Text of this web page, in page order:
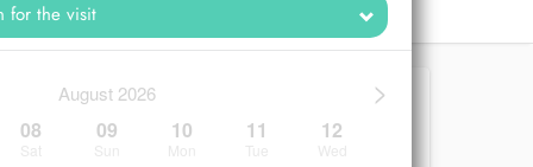
>
August 2026
08 09 10 11 12